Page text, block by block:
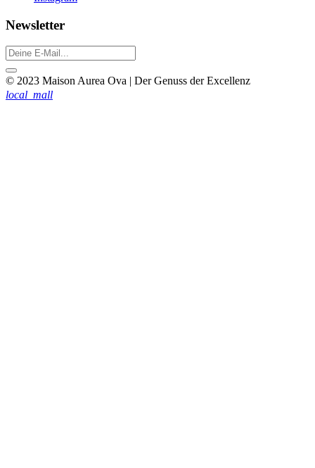
Newsletter
© 2023 Maison Aurea Ova | Der Genuss der Excellenz
local_mall